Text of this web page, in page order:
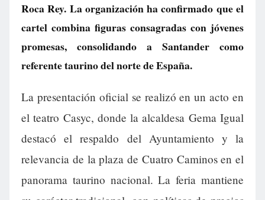
Roca Rey. La organización ha confirmado que el
cartel combina figuras consagradas con jóvenes
promesas, consolidando a Santander como
referente taurino del norte de España.
La presentación oficial se realizó en un acto en
el teatro Casyc, donde la alcaldesa Gema Igual
destacó el respaldo del Ayuntamiento y la
relevancia de la plaza de Cuatro Caminos en el
panorama taurino nacional. La feria mantiene